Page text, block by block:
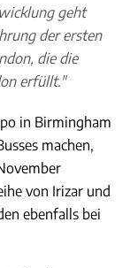
geht
der ersten
die die
erfüllt."
in Birmingham
machen,
von Irizar und
ebenfalls bei